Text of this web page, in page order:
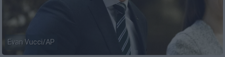
Evan Vucci/AP